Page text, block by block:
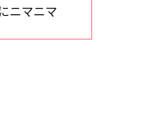
ニマニマ